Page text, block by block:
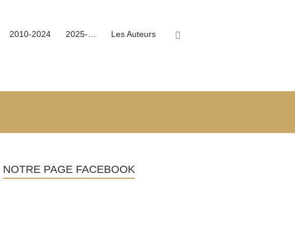
2010-2024 2025-… Les Auteurs
NOTRE PAGE FACEBOOK